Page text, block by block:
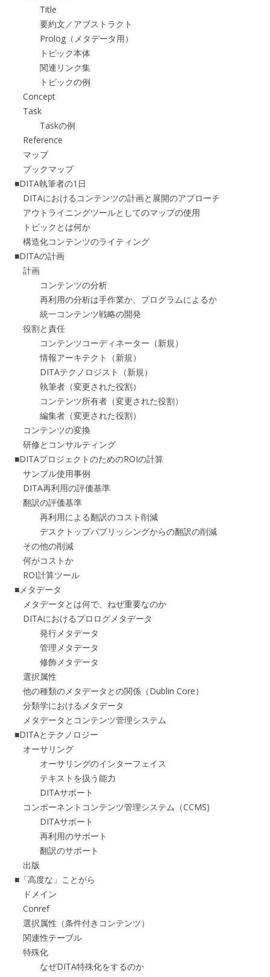
Title
要約文／アブストラクト
Prolog（メタデータ用）
トピック本体
関連リンク集
トピックの例
Concept
Task
Taskの例
Reference
マップ
ブックマップ
■DITA執筆者の1日
DITAにおけるコンテンツの計画と展開のアプローチ
アウトライニングツールとしてのマップの使用
トピックとは何か
構造化コンテンツのライティング
■DITAの計画
計画
コンテンツの分析
再利用の分析は手作業か、プログラムによるか
統一コンテンツ戦略の開発
役割と責任
コンテンツコーディネーター（新規）
情報アーキテクト（新規）
DITAテクノロジスト（新規）
執筆者（変更された役割）
コンテンツ所有者（変更された役割）
編集者（変更された役割）
コンテンツの変換
研修とコンサルティング
■DITAプロジェクトのためのROIの計算
サンプル使用事例
DITA再利用の評価基準
翻訳の評価基準
再利用による翻訳のコスト削減
デスクトップパブリッシングからの翻訳の削減
その他の削減
何がコストか
ROI計算ツール
■メタデータ
メタデータとは何で、ねぜ重要なのか
DITAにおけるプロログメタデータ
発行メタデータ
管理メタデータ
修飾メタデータ
選択属性
他の種類のメタデータとの関係（Dublin Core）
分類学におけるメタデータ
メタデータとコンテンツ管理システム
■DITAとテクノロジー
オーサリング
オーサリングのインターフェイス
テキストを扱う能力
DITAサポート
コンポーネントコンテンツ管理システム（CCMS)
DITAサポート
再利用のサポート
翻訳のサポート
出版
■「高度な」ことがら
ドメイン
Conref
選択属性（条件付きコンテンツ）
関連性テーブル
特殊化
なぜDITA特殊化をするのか